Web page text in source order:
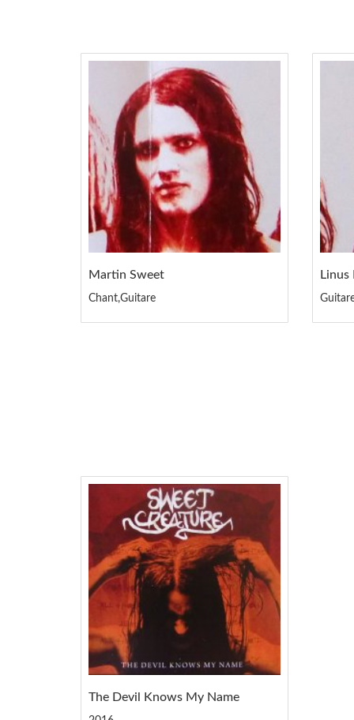
Martin Sweet
Chant,Guitare
Linus
The Devil Knows My Name